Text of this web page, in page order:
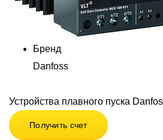
Бренд
Danfoss
Устройства плавного пуска
Получить счет